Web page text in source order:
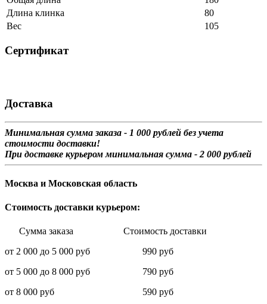
Длина клинка
80
Вес
105
Сертификат
Доставка
Минимальная сумма заказа - 1 000 рублей без учета
стоимости доставки!
При доставке курьером минимальная сумма - 2 000 рублей
Москва и Московская область
Стоимость доставки курьером:
Сумма заказа Стоимость доставки
от 2 000 до 5 000 руб 990 руб
от 5 000 до 8 000 руб 790 руб
от 8 000 руб 590 руб